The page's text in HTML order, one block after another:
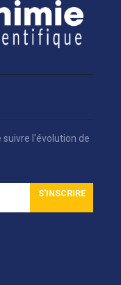
l'évolution de
S'INSCRIRE